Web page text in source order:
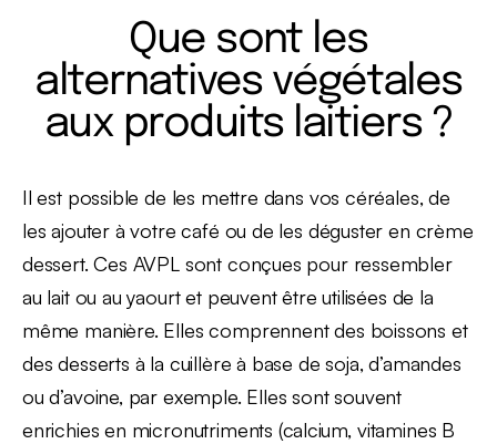
Que sont les
alternatives végétales
aux produits laitiers ?
Il est possible de les mettre dans vos céréales, de
les ajouter à votre café ou de les déguster en crème
dessert. Ces AVPL sont conçues pour ressembler
au lait ou au yaourt et peuvent être utilisées de la
même manière. Elles comprennent des boissons et
des desserts à la cuillère à base de soja, d’amandes
ou d’avoine, par exemple. Elles sont souvent
enrichies en micronutriments (calcium, vitamines B